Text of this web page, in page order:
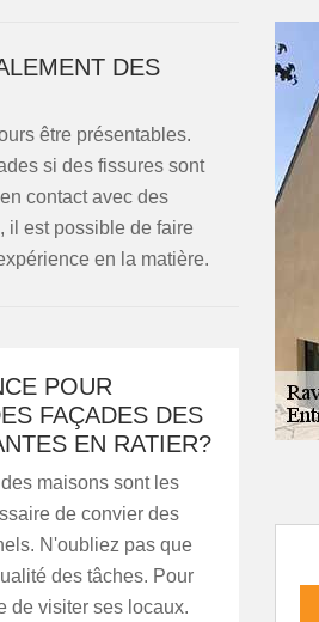
DES
être présentables.
si des fissures sont
contact avec des
il est possible de faire
en la matière.
POUR
FAÇADES DES
EN RATIER?
maisons sont les
de convier des
N'oubliez pas que
des tâches. Pour
de visiter ses locaux.